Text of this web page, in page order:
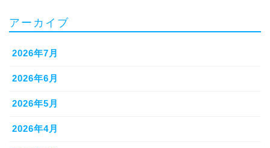
アーカイブ
2026年7月
2026年6月
2026年5月
2026年4月